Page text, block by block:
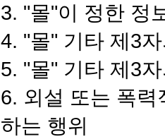
3. "몰"이 정한 정
4. "몰" 기타 제3
5. "몰" 기타 제3
6. 외설 또는 폭력
하는 행위